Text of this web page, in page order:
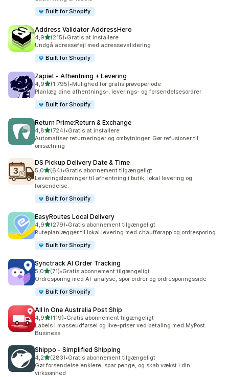
Built for Shopify
Address Validator AddressHero
4,9ud af 5 stjerner
(215)
215 anmeldelser i alt
•Gratis at installere
Undgå adressefejl med adressevalidering
Built for Shopify
Zapiet ‑ Afhentning + Levering
4,9ud af 5 stjerner
(1.795)
1795 anmeldelser i alt
•Mulighed for gratis prøveperiode
Planlæg dine afhentnings-, leverings- og forsendelsesordrer
Built for Shopify
Return Prime:Return & Exchange
4,8ud af 5 stjerner
(724)
724 anmeldelser i alt
•Gratis at installere
Automatiser returneringer og ombytninger. Gør refusioner til
omsætning
DS Pickup Delivery Date & Time
5,0ud af 5 stjerner
(64)
64 anmeldelser i alt
•Gratis abonnement tilgængeligt
Leveringsløsninger til afhentning i butik, lokal levering og
forsendelse.
Built for Shopify
EasyRoutes Local Delivery
4,9ud af 5 stjerner
(279)
279 anmeldelser i alt
•Gratis abonnement tilgængeligt
Ruteplanlægger til lokal levering med chaufførapp og ordresporing
Built for Shopify
Synctrack AI Order Tracking
5,0ud af 5 stjerner
(71)
71 anmeldelser i alt
•Gratis abonnement tilgængeligt
Ordresporing med AI-analyse, spor ordrer og ordresporingsside
Built for Shopify
All In One Australia Post Ship
4,9ud af 5 stjerner
(119)
119 anmeldelser i alt
•Gratis abonnement tilgængeligt
Labels i masseudførsel og live-priser ved betaling med MyPost
Business.
Shippo ‑ Simplified Shipping
4,2ud af 5 stjerner
(283)
283 anmeldelser i alt
•Gratis abonnement tilgængeligt
Gør forsendelse enklere, spar penge, og skab vækst i din
virksomhed